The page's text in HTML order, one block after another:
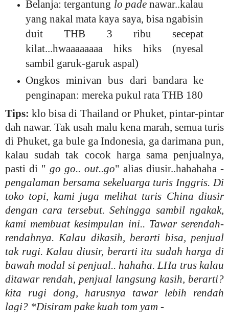
Belanja: tergantung lo padenawar..kalau
yang nakal mata kaya saya, bisa ngabisin
duit THB 3 ribu secepat
kilat...hwaaaaaaaa hiks hiks (nyesal
sambil garuk-garuk aspal)
Ongkos minivan bus dari bandara ke
penginapan: mereka pukul rata THB 180
Tips: klo bisa di Thailand or Phuket, pintar-pintar
dah nawar. Tak usah malu kena marah, semua turis
di Phuket, ga bule ga Indonesia, ga darimana pun,
kalau sudah tak cocok harga sama penjualnya,
pasti di " go go.. out..go" alias diusir..hahahaha -
pengalaman bersama sekeluarga turis Inggris. Di
toko topi, kami juga melihat turis China diusir
dengan cara tersebut. Sehingga sambil ngakak,
kami membuat kesimpulan ini.. Tawar serendah-
rendahnya. Kalau dikasih, berarti bisa, penjual
tak rugi. Kalau diusir, berarti itu sudah harga di
bawah modal si penjual.. hahaha. LHa trus kalau
ditawar rendah, penjual langsung kasih, berarti?
kita rugi dong, harusnya tawar lebih rendah
lagi? *Disiram pake kuah tom yam -